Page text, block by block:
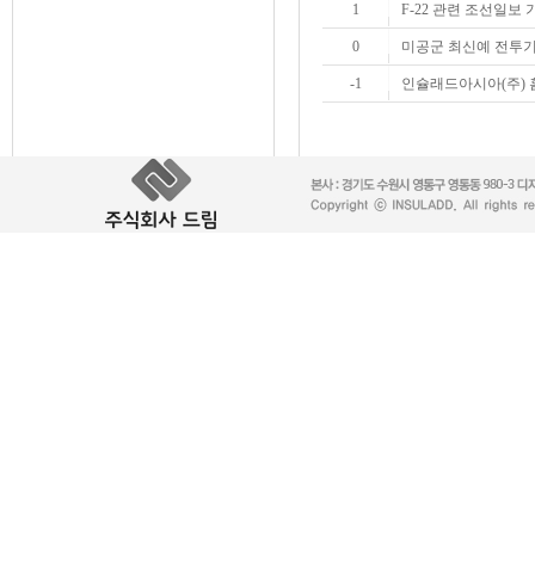
1 F-22 관련 조선일보
0 미공군 최신예 전투
-1 인슐래드아시아(주)